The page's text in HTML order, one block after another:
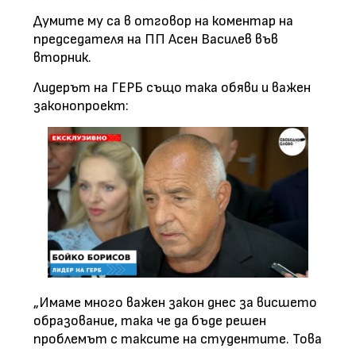
Думите му са в отговор на коментар на
председателя на ПП Асен Василев във
вторник.
Лидерът на ГЕРБ също така обяви и важен
законопроект:
„Имаме много важен закон днес за висшето
образование, така че да бъде решен
проблемът с таксите на студентите. Това